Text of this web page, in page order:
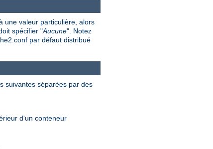
une valeur particulière, alors
spécifier "Aucune". Notez
par défaut distribué
suivantes séparées par des
d'un conteneur